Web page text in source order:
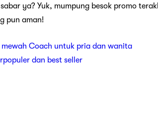
ya? Yuk, mumpung besok promo
pun aman!
mewah Coach untuk pria dan wanita
dan best seller